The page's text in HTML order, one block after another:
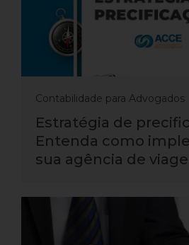
Contabilidade para Advogados
Estratégia de
Entenda como
sua agência de